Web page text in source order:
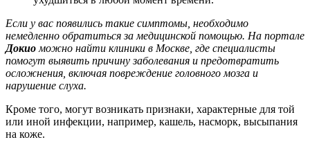
Если у вас появились такие симптомы, необходимо
немедленно обратиться за медицинской помощью. На портале
Докио можно найти клиники в Москве, где специалисты
помогут выявить причину заболевания и предотвратить
осложнения, включая повреждение головного мозга и
нарушение слуха.
Кроме того, могут возникать признаки, характерные для той
или иной инфекции, например, кашель, насморк, высыпания
на коже.